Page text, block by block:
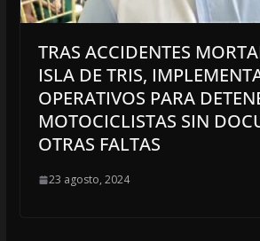
TRAS ACCIDENTES
ISLA DE TRIS,
OPERATIVOS PARA
MOTOCICLISTAS SIN
OTRAS FALTAS
23 agosto, 2024